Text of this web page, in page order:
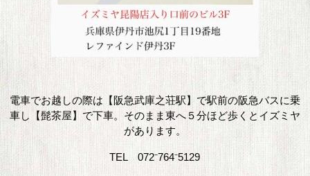
電車でお越しの際は【阪急武庫之荘駅】で駅前の阪急バスに乗
車し【髭茶屋】で下車。そのまま東へ５分ほど歩くとイズミヤ
があります。
TEL 072⁻764⁻5129